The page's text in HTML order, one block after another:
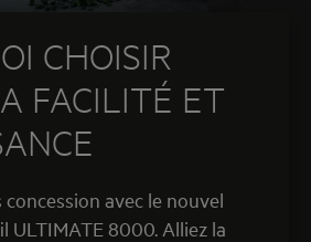
CHOISIR
FACILITÉ ET
avec le nouvel
ULTIMATE 8000. Alliez la